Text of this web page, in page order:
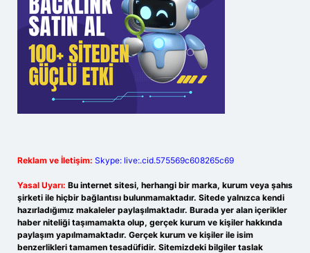
Reklam ve İletişim: Skype: live:.cid.575569c608265c69
Yasal Uyarı: Bu internet sitesi, herhangi bir marka, kurum veya şahıs
şirketi ile hiçbir bağlantısı bulunmamaktadır. Sitede yalnızca kendi
hazırladığımız makaleler paylaşılmaktadır. Burada yer alan içerikler
haber niteliği taşımamakta olup, gerçek kurum ve kişiler hakkında
paylaşım yapılmamaktadır. Gerçek kurum ve kişiler ile isim
benzerlikleri tamamen tesadüfidir. Sitemizdeki bilgiler taslak